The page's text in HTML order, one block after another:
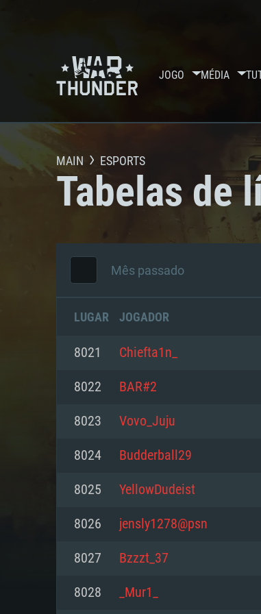
JOGO MÉDIA
MAIN ESPORTS
Tabelas de
Mês passado
LUGAR JOGADOR
8021 Chiefta1n_
8022 BAR#2
8023 Vovo_Juju
8024 Budderball29
8025 YellowDudeist
8026 jensly1278@psn
8027 Bzzzt_37
8028 _Mur1_